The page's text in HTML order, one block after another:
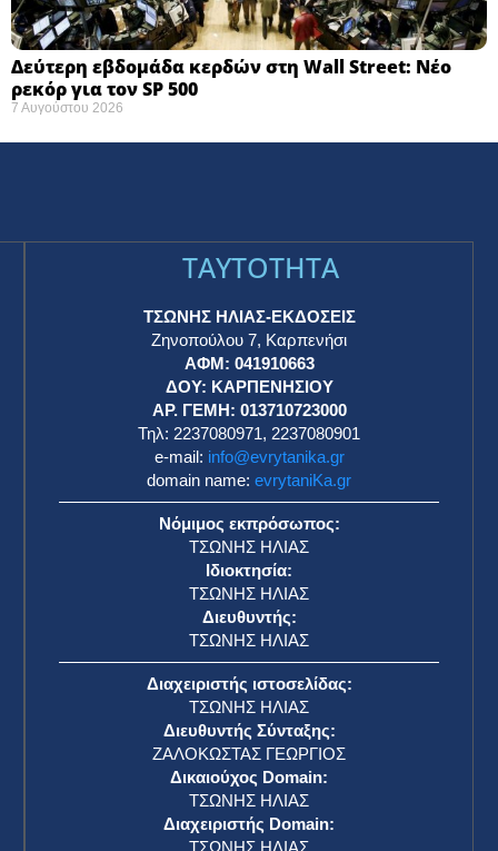
Δεύτερη εβδομάδα κερδών στη Wall Street: Νέο
ρεκόρ για τον SP 500
7 Αυγούστου 2026
TAYTOTHTA
ΤΣΩΝΗΣ ΗΛΙΑΣ-ΕΚΔΟΣΕΙΣ
Ζηνοπούλου 7, Καρπενήσι
ΑΦΜ: 041910663
ΔΟΥ: ΚΑΡΠΕΝΗΣΙΟΥ
ΑΡ. ΓΕΜΗ: 013710723000
Τηλ: 2237080971, 2237080901
e-mail: info@evrytanika.gr
domain name: evrytaniKa.gr
Νόμιμος εκπρόσωπος:
ΤΣΩΝΗΣ ΗΛΙΑΣ
Ιδιοκτησία:
ΤΣΩΝΗΣ ΗΛΙΑΣ
Διευθυντής:
ΤΣΩΝΗΣ ΗΛΙΑΣ
Διαχειριστής ιστοσελίδας:
ΤΣΩΝΗΣ ΗΛΙΑΣ
Διευθυντής Σύνταξης:
ΖΑΛΟΚΩΣΤΑΣ ΓΕΩΡΓΙΟΣ
Δικαιούχος Domain:
ΤΣΩΝΗΣ ΗΛΙΑΣ
Διαχειριστής Domain: